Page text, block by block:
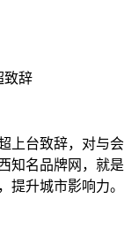
致辞
台致辞，对与
名品牌网，就
提升城市影响力。